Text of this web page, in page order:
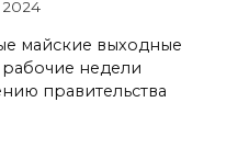
2024
майские выходные
недели
правительства